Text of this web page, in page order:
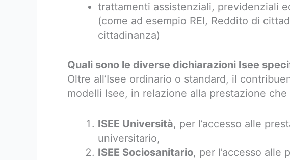
trattamenti assistenziali, previdenziali
(come ad esempio REI, Reddito di
cittadinanza)
Quali sono le diverse dichiarazioni Isee
Oltre all’Isee ordinario o standard, il
modelli Isee, in relazione alla prestazione
ISEE Università, per l’accesso alle
universitario,
ISEE Sociosanitario, per l’accesso alle